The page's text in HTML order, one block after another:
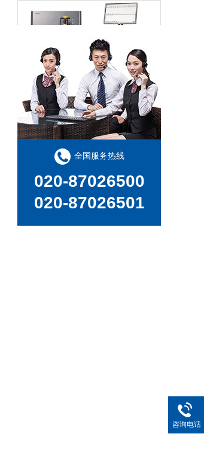
直读光谱仪 直读光谱分析仪 LAB S
全国服务热线
020-87026500
020-87026501
咨询电话